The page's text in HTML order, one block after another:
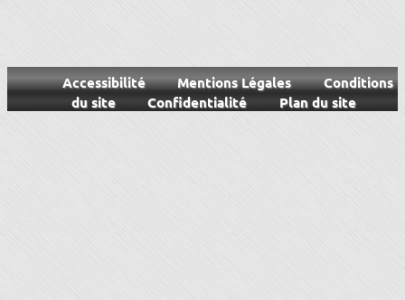
Accessibilité Mentions Légales
Conditions
du site
Confidentialité Plan du site